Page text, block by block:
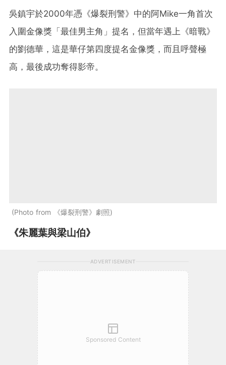
吳鎮宇於2000年憑《爆裂刑警》中的阿Mike一角首次
入圍金像獎「最佳男主角」提名，但當年遇上《暗戰》
的劉德華，這是華仔第四度提名金像獎，而且呼聲極
高，最後成功奪得影帝。
Photo from 《爆裂刑警》劇照
《朱麗葉與梁山伯》
ADVERTISEMENT
Sponsored Content